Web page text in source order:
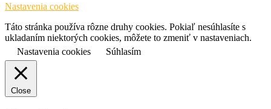
Nastavenia cookies
Táto stránka používa rôzne druhy cookies. Pokiaľ nesúhlasíte s
ukladaním niektorých cookies, môžete to zmeniť v nastaveniach.
Nastavenia cookies
Súhlasím
Close